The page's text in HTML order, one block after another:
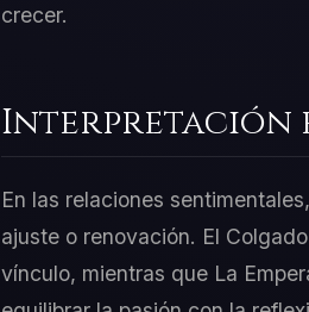
crecer.
Interpretación
En las relaciones
ajuste o renovación. El
vínculo, mientras que La